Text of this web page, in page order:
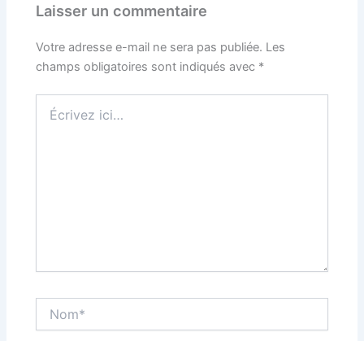
Laisser un commentaire
Votre adresse e-mail ne sera pas publiée. Les
champs obligatoires sont indiqués avec *
ici…